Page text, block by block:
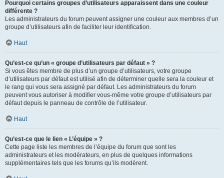
Pourquoi certains groupes d’utilisateurs apparaissent dans une couleur
différente ?
Les administrateurs du forum peuvent assigner une couleur aux membres d’un
groupe d’utilisateurs afin de faciliter leur identification.
Haut
Qu’est-ce qu’un « groupe d’utilisateurs par défaut » ?
Si vous êtes membre de plus d’un groupe d’utilisateurs, votre groupe
d’utilisateurs par défaut est utilisé afin de déterminer quelle sera la couleur et
le rang qui vous sera assigné par défaut. Les administrateurs du forum
peuvent vous autoriser à modifier vous-même votre groupe d’utilisateurs par
défaut depuis le panneau de contrôle de l’utilisateur.
Haut
Qu’est-ce que le lien « L’équipe » ?
Cette page liste les membres de l’équipe du forum que sont les
administrateurs et les modérateurs, en plus de quelques informations
supplémentaires tels que les forums qu’ils modèrent.